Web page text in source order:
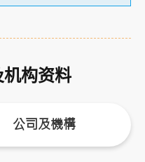
构资料
公司及機構